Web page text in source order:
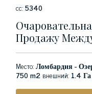
сс:5340
Продажу
Место:Ломбардия -
750 m2 внешний: 1.4 Га